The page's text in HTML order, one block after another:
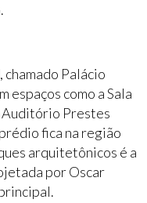
Palácio
como a Sala
Auditório Prestes
fica na região
arquitetônicos é a
por Oscar